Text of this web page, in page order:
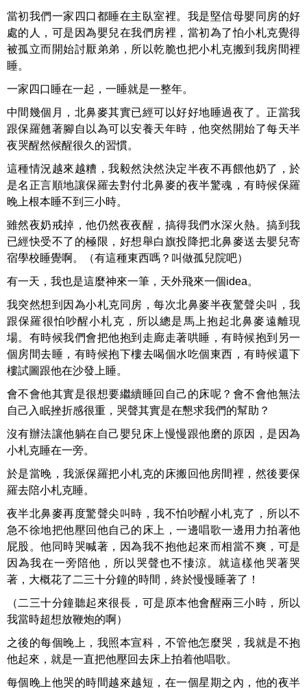
當初我們一家四口都睡在主臥室裡。我是堅信母嬰同房的好
處的人，可是因為嬰兒在我們房裡，當初為了怕小札克覺得
被孤立而開始討厭弟弟，所以乾脆也把小札克搬到我房間裡
睡。
一家四口睡在一起，一睡就是一整年。
中間幾個月，北鼻麥其實已經可以好好地睡過夜了。正當我
跟保羅翹著腳自以為可以安養天年時，他突然開始了每天半
夜哭醒然候醒很久的習慣。
這種情況越來越糟，我毅然決然決定半夜不再餵他奶了，於
是名正言順地讓保羅去對付北鼻麥的夜半驚魂，有時候保羅
晚上根本睡不到三小時。
雖然夜奶戒掉，他仍然夜夜醒，搞得我們水深火熱。搞到我
已經快受不了的極限，好想舉白旗投降把北鼻麥送去嬰兒寄
宿學校睡覺啊。（有這種東西嗎？叫做孤兒院吧）
有一天，我也是這麼神來一筆，天外飛來一個idea。
我突然想到因為小札克同房，每次北鼻麥半夜驚聲尖叫，我
跟保羅很怕吵醒小札克，所以總是馬上抱起北鼻麥遠離現
場。有時候我們會把他抱到走廊走著哄睡，有時候抱到另一
個房間去睡，有時候抱下樓去喝個水吃個東西，有時候還下
樓試圖跟他在沙發上睡。
會不會他其實是很想要繼續睡回自己的床呢？會不會他無法
自己入眠挫折感很重，哭聲其實是在懇求我們的幫助？
沒有辦法讓他躺在自己嬰兒床上慢慢跟他磨的原因，是因為
小札克睡在一旁。
於是當晚，我派保羅把小札克的床搬回他房間裡，然後要保
羅去陪小札克睡。
夜半北鼻麥再度驚聲尖叫時，我不怕吵醒小札克了，所以不
急不徐地把他壓回他自己的床上，一邊唱歌一邊用力拍著他
屁股。他同時哭喊著，因為我不抱他起來而相當不爽，可是
因為我在一旁陪他，所以哭聲也不悽涼。就這樣他哭著哭
著，大概花了二三十分鐘的時間，終於慢慢睡著了！
（二三十分鐘聽起來很長，可是原本他會醒兩三小時，所以
我當時超想放鞭炮的啊）
之後的每個晚上，我照本宣科，不管他怎麼哭，我就是不抱
他起來，就是一直把他壓回去床上拍着他唱歌。
每個晚上他哭的時間越來越短，在一個星期之內，他的夜半